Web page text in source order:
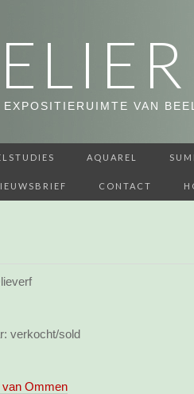
VAN
AQUAREL
CONTACT
verkocht/sold
van Ommen